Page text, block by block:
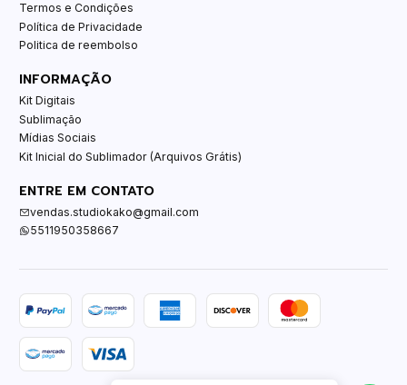
Termos e Condições
Política de Privacidade
Politica de reembolso
INFORMAÇÃO
Kit Digitais
Sublimação
Mídias Sociais
Kit Inicial do Sublimador (Arquivos Grátis)
ENTRE EM CONTATO
vendas.studiokako@gmail.com
5511950358667